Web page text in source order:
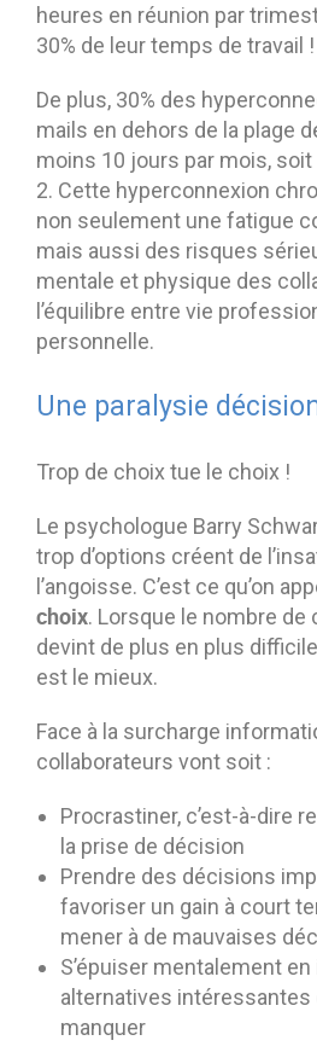
heures en réunion par
30% de leur temps de travail !
De plus, 30% des
mails en dehors de la plage
moins 10 jours par mois,
2. Cette hyperconnexion
non seulement une fatigue
mais aussi des risques
mentale et physique des
l’équilibre entre vie
personnelle.
Une paralysie
Trop de choix tue le choix !
Le psychologue Barry
trop d’options créent de
l’angoisse. C’est ce qu’on
choix. Lorsque le nombre de
devint de plus en plus
est le mieux.
Face à la surcharge
collaborateurs vont soit :
Procrastiner, c’est-à-dire
la prise de décision
Prendre des décisions
favoriser un gain à court
mener à de mauvaises
S’épuiser mentalement
alternatives intéressantes
manquer